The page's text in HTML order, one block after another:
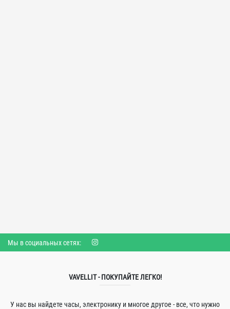
Мы в социальных сетях:
VAVELLIT - ПОКУПАЙТЕ ЛЕГКО!
У нас вы найдете часы, электронику и многое другое - все, что нужно